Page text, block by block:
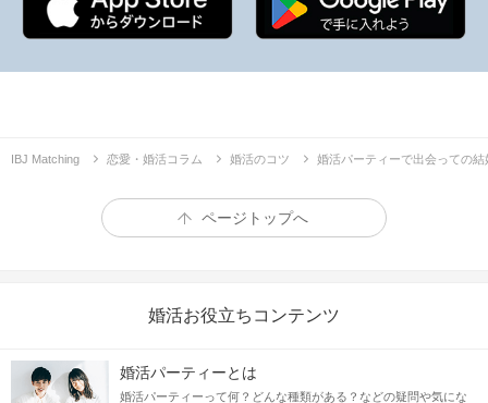
IBJ Matching 恋愛・婚活コラム 婚活のコツ 婚活パーティーで出会っての
ページトップへ
婚活お役立ちコンテンツ
婚活パーティーとは
婚活パーティーって何？どんな種類がある？などの疑問や気にな